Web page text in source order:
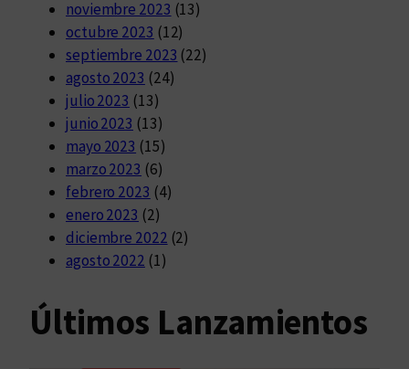
noviembre 2023 (13)
octubre 2023 (12)
septiembre 2023 (22)
agosto 2023 (24)
julio 2023 (13)
junio 2023 (13)
mayo 2023 (15)
marzo 2023 (6)
febrero 2023 (4)
enero 2023 (2)
diciembre 2022 (2)
agosto 2022 (1)
Últimos Lanzamientos